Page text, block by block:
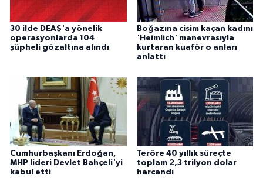
30 ilde DEAŞ'a yönelik
operasyonlarda 104
şüpheli gözaltına alındı
Boğazına cisim kaçan kadını
'Heimlich' manevrasıyla
kurtaran kuaför o anları
anlattı
Cumhurbaşkanı Erdoğan,
MHP lideri Devlet Bahçeli'yi
kabul etti
Teröre 40 yıllık süreçte
toplam 2,3 trilyon dolar
harcandı